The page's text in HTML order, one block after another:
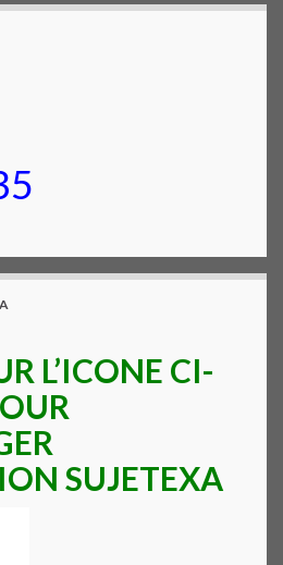
L’ICONE CI-
SUJETEXA